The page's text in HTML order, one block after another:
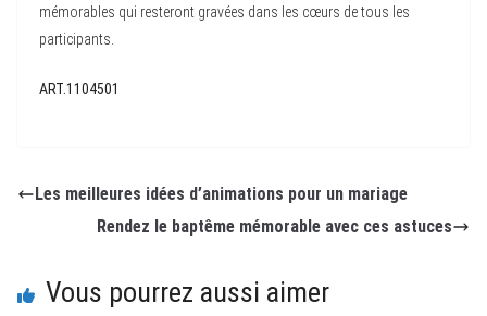
mémorables qui resteront gravées dans les cœurs de tous les
participants.
ART.1104501
Les meilleures idées d’animations pour un mariage
Rendez le baptême mémorable avec ces astuces
Vous pourrez aussi aimer